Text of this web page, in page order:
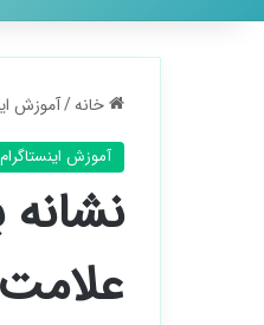
خانه/آموزش
آموزش اینستاگرام